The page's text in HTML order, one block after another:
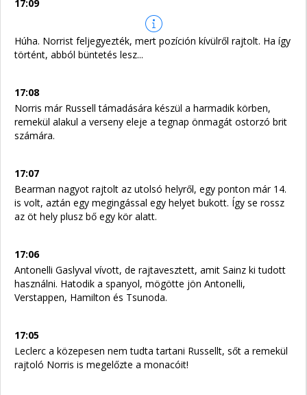
17:09
Húha. Norrist feljegyezték, mert pozíción kívülről rajtolt. Ha így
történt, abból büntetés lesz...
17:08
Norris már Russell támadására készül a harmadik körben,
remekül alakul a verseny eleje a tegnap önmagát ostorzó brit
számára.
17:07
Bearman nagyot rajtolt az utolsó helyről, egy ponton már 14.
is volt, aztán egy megingással egy helyet bukott. Így se rossz
az öt hely plusz bő egy kör alatt.
17:06
Antonelli Gaslyval vívott, de rajtavesztett, amit Sainz ki tudott
használni. Hatodik a spanyol, mögötte jön Antonelli,
Verstappen, Hamilton és Tsunoda.
17:05
Leclerc a közepesen nem tudta tartani Russellt, sőt a remekül
rajtoló Norris is megelőzte a monacóit!